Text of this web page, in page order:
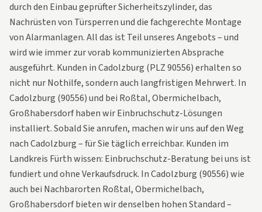
durch den Einbau geprüfter Sicherheitszylinder, das
Nachrüsten von Türsperren und die fachgerechte Montage
von Alarmanlagen. All das ist Teil unseres Angebots – und
wird wie immer zur vorab kommunizierten Absprache
ausgeführt. Kunden in Cadolzburg (PLZ 90556) erhalten so
nicht nur Nothilfe, sondern auch langfristigen Mehrwert. In
Cadolzburg (90556) und bei Roßtal, Obermichelbach,
Großhabersdorf haben wir Einbruchschutz-Lösungen
installiert. Sobald Sie anrufen, machen wir uns auf den Weg
nach Cadolzburg – für Sie täglich erreichbar. Kunden im
Landkreis Fürth wissen: Einbruchschutz-Beratung bei uns ist
fundiert und ohne Verkaufsdruck. In Cadolzburg (90556) wie
auch bei Nachbarorten Roßtal, Obermichelbach,
Großhabersdorf bieten wir denselben hohen Standard –